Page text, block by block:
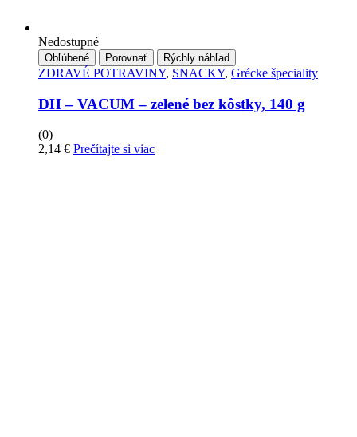
Nedostupné
Obľúbené Porovnať Rýchly náhľad
ZDRAVÉ POTRAVINY, SNACKY, Grécke špeciality
DH – VACUM – zelené bez kôstky, 140 g
(0)
2,14 € Prečítajte si viac